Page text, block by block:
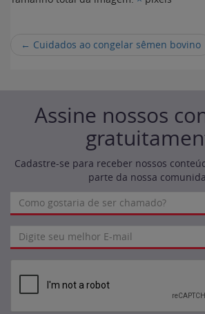
← Cuidados ao congelar sêmen bovino
Assine nossos
Cadastre-se para receber nossos
parte da nossa